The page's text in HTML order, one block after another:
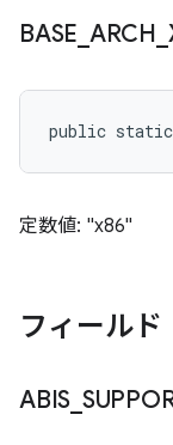
BASE ARCH
public static
定数値: "x86"
フィールド
ABIS